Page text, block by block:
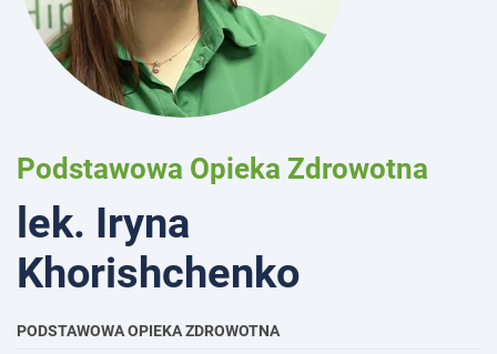
Podstawowa Opieka Zdrowotna
lek. Iryna
Khorishchenko
PODSTAWOWA OPIEKA ZDROWOTNA